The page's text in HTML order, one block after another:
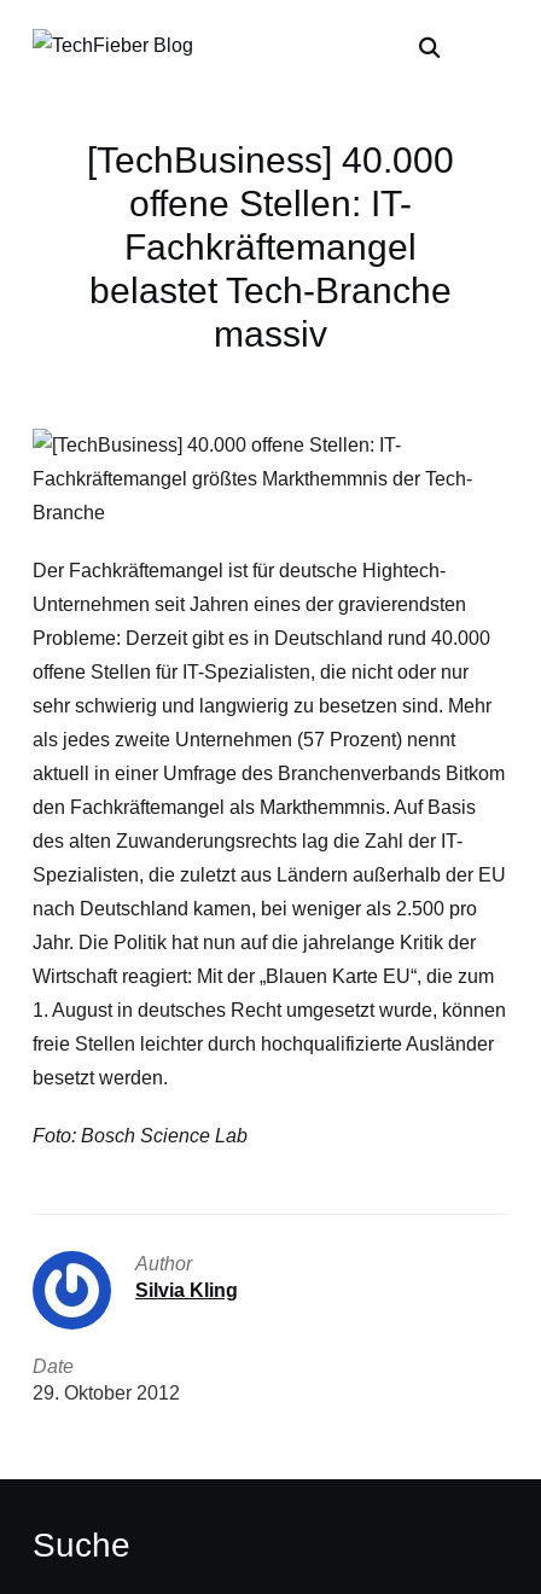
[TechBusiness] 40.000
offene Stellen: IT-
Fachkräftemangel
belastet Tech-Branche
massiv
Der Fachkräftemangel ist für deutsche Hightech-
Unternehmen seit Jahren eines der gravierendsten
Probleme: Derzeit gibt es in Deutschland rund 40.000
offene Stellen für IT-Spezialisten, die nicht oder nur
sehr schwierig und langwierig zu besetzen sind. Mehr
als jedes zweite Unternehmen (57 Prozent) nennt
aktuell in einer Umfrage des Branchenverbands Bitkom
den Fachkräftemangel als Markthemmnis. Auf Basis
des alten Zuwanderungsrechts lag die Zahl der IT-
Spezialisten, die zuletzt aus Ländern außerhalb der EU
nach Deutschland kamen, bei weniger als 2.500 pro
Jahr. Die Politik hat nun auf die jahrelange Kritik der
Wirtschaft reagiert: Mit der „Blauen Karte EU“, die zum
1. August in deutsches Recht umgesetzt wurde, können
freie Stellen leichter durch hochqualifizierte Ausländer
besetzt werden.
Foto: Bosch Science Lab
Author
Silvia Kling
Date
29. Oktober 2012
Suche